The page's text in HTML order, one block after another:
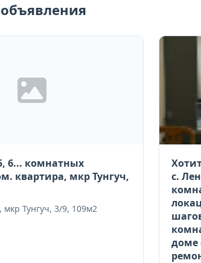
6... комнатных
квартира, мкр Тунгуч,
мкр Тунгуч, 3/9, 109м2
с.
доме